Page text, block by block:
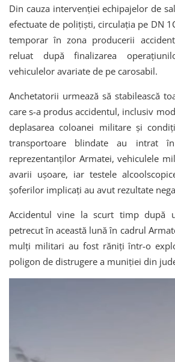
Din cauza intervenţiei echipajelor de
efectuate de poliţişti, circulaţia pe DN
temporar în zona producerii
reluat după finalizarea
vehiculelor avariate de pe carosabil.
Anchetatorii urmează să stabilească
care s-a produs accidentul, inclusiv
deplasarea coloanei militare şi
transportoare blindate au intrat
reprezentanţilor Armatei, vehiculele
avarii uşoare, iar testele
şoferilor implicaţi au avut rezultate
Accidentul vine la scurt timp după
petrecut în această lună în cadrul
mulţi militari au fost răniţi într-o
poligon de distrugere a muniţiei din